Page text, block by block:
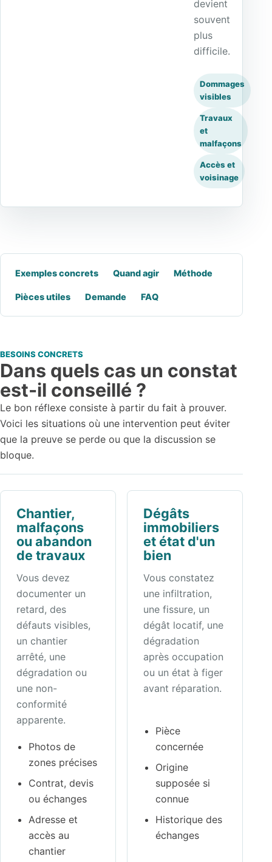
devient
souvent
plus
difficile.
Dommages
visibles
Travaux
et
malfaçons
Accès et
voisinage
Exemples concrets Quand agir Méthode
Pièces utiles Demande FAQ
BESOINS CONCRETS
Dans quels cas un constat
est-il conseillé ?
Le bon réflexe consiste à partir du fait à prouver.
Voici les situations où une intervention peut éviter
que la preuve se perde ou que la discussion se
bloque.
Chantier,
malfaçons
ou abandon
de travaux
Vous devez
documenter un
retard, des
défauts visibles,
un chantier
arrêté, une
dégradation ou
une non-
conformité
apparente.
Photos de
zones précises
Contrat, devis
ou échanges
Adresse et
accès au
chantier
Dégâts
immobiliers
et état d'un
bien
Vous constatez
une infiltration,
une fissure, un
dégât locatif, une
dégradation
après occupation
ou un état à figer
avant réparation.
Pièce
concernée
Origine
supposée si
connue
Historique des
échanges